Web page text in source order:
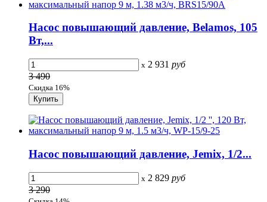
Насос повышающий давление, Belamos, 105
Вт,...
x 2 931 руб
3 490
Скидка 16%
Насос повышающий давление, Jemix, 1/2...
x 2 829 руб
3 290